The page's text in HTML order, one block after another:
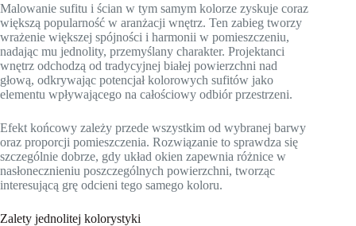
Malowanie sufitu i ścian w tym samym kolorze zyskuje coraz
większą popularność w aranżacji wnętrz. Ten zabieg tworzy
wrażenie większej spójności i harmonii w pomieszczeniu,
nadając mu jednolity, przemyślany charakter. Projektanci
wnętrz odchodzą od tradycyjnej białej powierzchni nad
głową, odkrywając potencjał kolorowych sufitów jako
elementu wpływającego na całościowy odbiór przestrzeni.
Efekt końcowy zależy przede wszystkim od wybranej barwy
oraz proporcji pomieszczenia. Rozwiązanie to sprawdza się
szczególnie dobrze, gdy układ okien zapewnia różnice w
nasłonecznieniu poszczególnych powierzchni, tworząc
interesującą grę odcieni tego samego koloru.
Zalety jednolitej kolorystyki